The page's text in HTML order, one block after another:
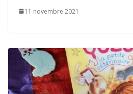
11 novembre 2021